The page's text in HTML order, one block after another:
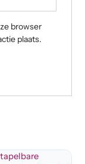
browser
plaats.